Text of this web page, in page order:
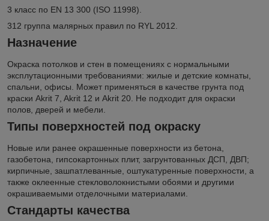
3 класс по EN 13 300 (ISO 11998).
312 группа малярных правил по RYL 2012.
Назначение
Окраска потолков и стен в помещениях с нормальными
эксплутационными требованиями: жилые и детские комнаты,
спальни, офисы. Может применяться в качестве грунта под
краски Akrit 7, Akrit 12 и Akrit 20. Не подходит для окраски
полов, дверей и мебели.
Типы поверхностей под окраску
Новые или ранее окрашенные поверхности из бетона,
газобетона, гипсокартонных плит, загрунтованных ДСП, ДВП;
кирпичные, зашпатлеванные, оштукатуренные поверхности, а
также оклеенные стекловолокнистыми обоями и другими
окрашиваемыми отделочными материалами.
Стандарты качества